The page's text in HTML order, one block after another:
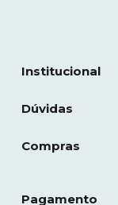
Institucional
Dúvidas
Compras
Pagamento